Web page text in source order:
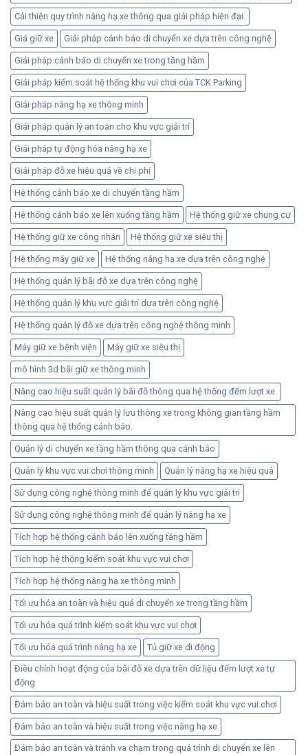
Cải thiện quy trình nâng hạ xe thông qua giải pháp hiện đại.
Giá giữ xe Giải pháp cảnh báo di chuyển xe dựa trên công nghệ
Giải pháp cảnh báo di chuyển xe trong tầng hầm
Giải pháp kiểm soát hệ thống khu vui chơi của TCK Parking
Giải pháp nâng hạ xe thông minh
Giải pháp quản lý an toàn cho khu vực giải trí
Giải pháp tự động hóa nâng hạ xe
Giải pháp đỗ xe hiệu quả về chi phí
Hệ thống cảnh báo xe di chuyển tầng hầm
Hệ thống cảnh báo xe lên xuống tầng hầm Hệ thống giữ xe chung cư
Hệ thống giữ xe công nhân Hệ thống giữ xe siêu thị
Hệ thống máy giữ xe Hệ thống nâng hạ xe dựa trên công nghệ
Hệ thống quản lý bãi đỗ xe dựa trên công nghệ
Hệ thống quản lý khu vực giải trí dựa trên công nghệ
Hệ thống quản lý đỗ xe dựa trên công nghệ thông minh
Máy giữ xe bệnh viện Máy giữ xe siêu thị
mô hình 3d bãi giữ xe thông minh
Nâng cao hiệu suất quản lý bãi đỗ thông qua hệ thống đếm lượt xe.
Nâng cao hiệu suất quản lý lưu thông xe trong không gian tầng hầm
thông qua hệ thống cảnh báo.
Quản lý di chuyển xe tầng hầm thông qua cảnh báo
Quản lý khu vực vui chơi thông minh Quản lý nâng hạ xe hiệu quả
Sử dụng công nghệ thông minh để quản lý khu vực giải trí
Sử dụng công nghệ thông minh để quản lý nâng hạ xe
Tích hợp hệ thống cảnh báo lên xuống tầng hầm
Tích hợp hệ thống kiểm soát khu vực vui chơi
Tích hợp hệ thống nâng hạ xe thông minh
Tối ưu hóa an toàn và hiệu quả di chuyển xe trong tầng hầm
Tối ưu hóa quá trình kiểm soát khu vực vui chơi
Tối ưu hóa quá trình nâng hạ xe Tủ giữ xe di động
Điều chỉnh hoạt động của bãi đỗ xe dựa trên dữ liệu đếm lượt xe tự
động
Đảm bảo an toàn và hiệu suất trong việc kiểm soát khu vực vui chơi
Đảm bảo an toàn và hiệu suất trong việc nâng hạ xe
Đảm bảo an toàn và tránh va chạm trong quá trình di chuyển xe lên